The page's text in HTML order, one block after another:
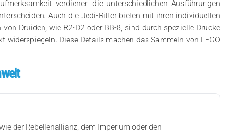
verdienen die unterschiedlichen Ausführungen
Auch die Jedi-Ritter bieten mit ihren individuellen
Druiden, wie R2-D2 oder BB-8, sind durch spezielle Drucke
Diese Details machen das Sammeln von LEGO
der Rebellenallianz, dem Imperium oder den